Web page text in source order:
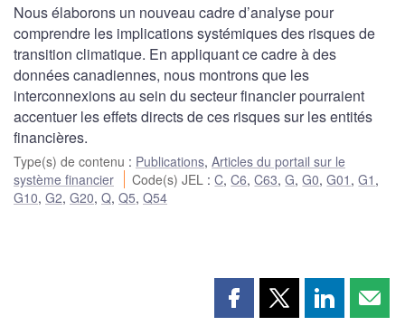
Nous élaborons un nouveau cadre d’analyse pour
comprendre les implications systémiques des risques de
transition climatique. En appliquant ce cadre à des
données canadiennes, nous montrons que les
interconnexions au sein du secteur financier pourraient
accentuer les effets directs de ces risques sur les entités
financières.
Type(s) de contenu : Publications, Articles du portail sur le
système financier
Code(s) JEL :C,C6,C63,G,G0,G01 ,G1 ,
G10, G2, G20, Q, Q5, Q54
PartagerPartagerPartager